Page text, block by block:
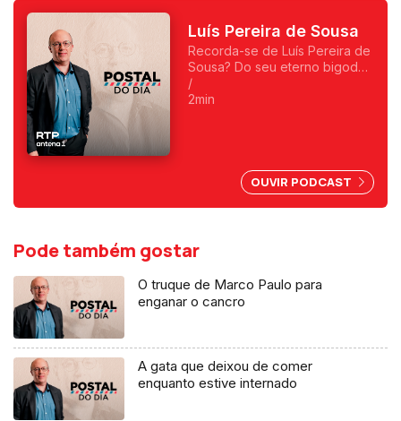
Luís Pereira de Sousa
Recorda-se de Luís Pereira de
Sousa? Do seu eterno bigode?
Foi o primeiro a fazer
programas da manhã e o
/
2min
OUVIR PODCAST
Pode também gostar
O truque de Marco Paulo para
enganar o cancro
A gata que deixou de comer
enquanto estive internado